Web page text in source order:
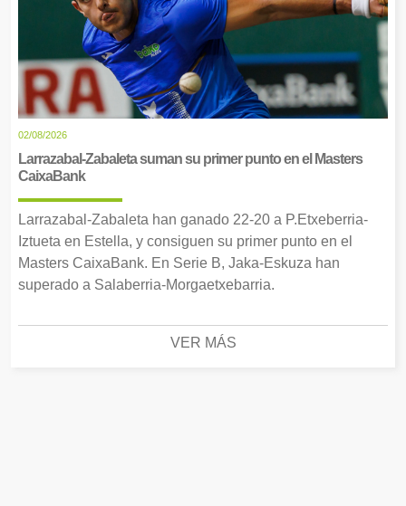
02/08/2026
Larrazabal-Zabaleta suman su primer punto en el Masters
CaixaBank
Larrazabal-Zabaleta han ganado 22-20 a P.Etxeberria-
Iztueta en Estella, y consiguen su primer punto en el
Masters CaixaBank. En Serie B, Jaka-Eskuza han
superado a Salaberria-Morgaetxebarria.
VER MÁS